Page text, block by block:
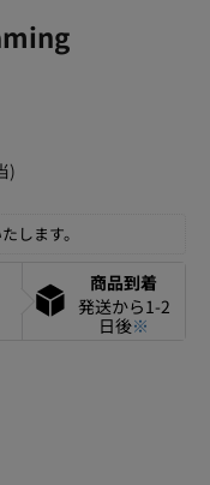
)
します。
商品到着
発送から1-2
日後※